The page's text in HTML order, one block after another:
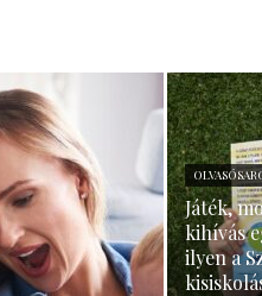
Family
–
Játék,
kihívás
ilyen a